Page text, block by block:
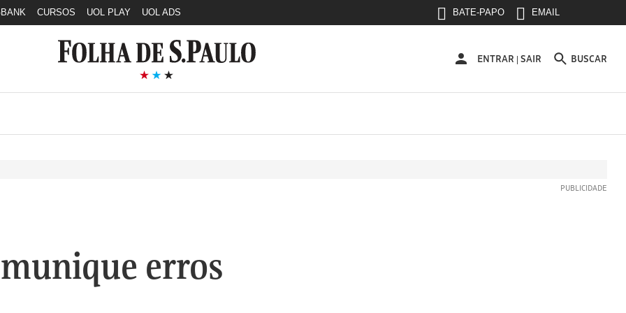
CURSOS UOL PLAY UOL ADS BATE-PAPO EMAIL
ENTRAR
ENTRAR | SAIR BUSCAR
erros